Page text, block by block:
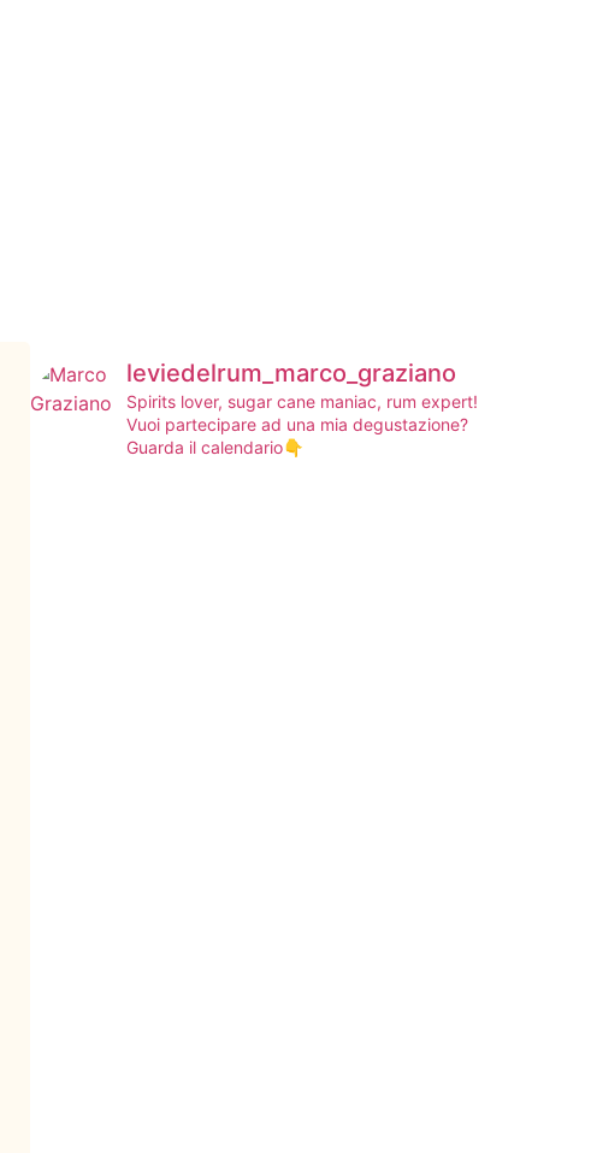
leviedelrum_marco_graziano
Spirits lover, sugar cane maniac, rum expert!
Vuoi partecipare ad una mia degustazione?
Guarda il calendario👇